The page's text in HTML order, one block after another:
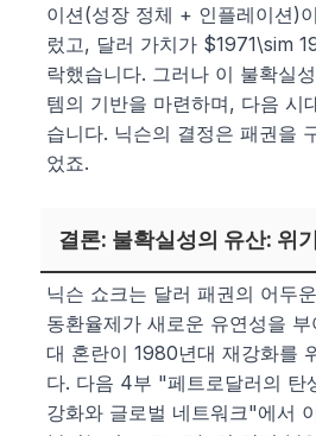
이션(성장 정체 + 인플레이션)
렀고, 달러 가치가 $1971\sim
락했습니다. 그러나 이 불확실
템의 기반을 마련하며, 다음 시
습니다. 닉슨의 결정은 패권을
었죠.
결론: 불확실성의 유산: 위
닉슨 쇼크는 달러 패권의 어두
동환율제가 새로운 유연성을
대 혼란이 1980년대 재강화를
다. 다음 4부 "페트로달러의 탄
강화와 글로벌 네트워크"에서